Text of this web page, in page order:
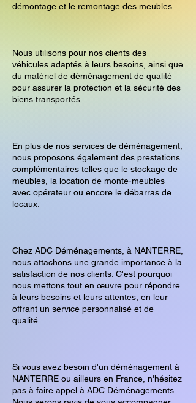
démontage et le remontage des meubles.
Nous utilisons pour nos clients des
véhicules adaptés à leurs besoins, ainsi que
du matériel de déménagement de qualité
pour assurer la protection et la sécurité des
biens transportés.
En plus de nos services de déménagement,
nous proposons également des prestations
complémentaires telles que le stockage de
meubles, la location de monte-meubles
avec opérateur ou encore le débarras de
locaux.
Chez ADC Déménagements, à NANTERRE,
nous attachons une grande importance à la
satisfaction de nos clients. C'est pourquoi
nous mettons tout en œuvre pour répondre
à leurs besoins et leurs attentes, en leur
offrant un service personnalisé et de
qualité.
Si vous avez besoin d'un déménagement à
NANTERRE ou ailleurs en France, n'hésitez
pas à faire appel à ADC Déménagements.